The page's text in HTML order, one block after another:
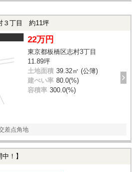
３丁目 約11坪
22万円
東京都板橋区志村3丁目
11.89坪
土地面積 39.32㎡ (公簿)
建ぺい率 80.0(%)
容積率 300.0(%)
差点角地
！】